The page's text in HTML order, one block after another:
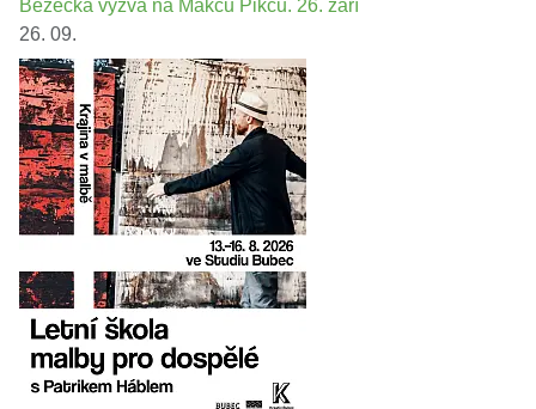
Běžecká výzva na Makču Pikču. 26. září
26. 09.